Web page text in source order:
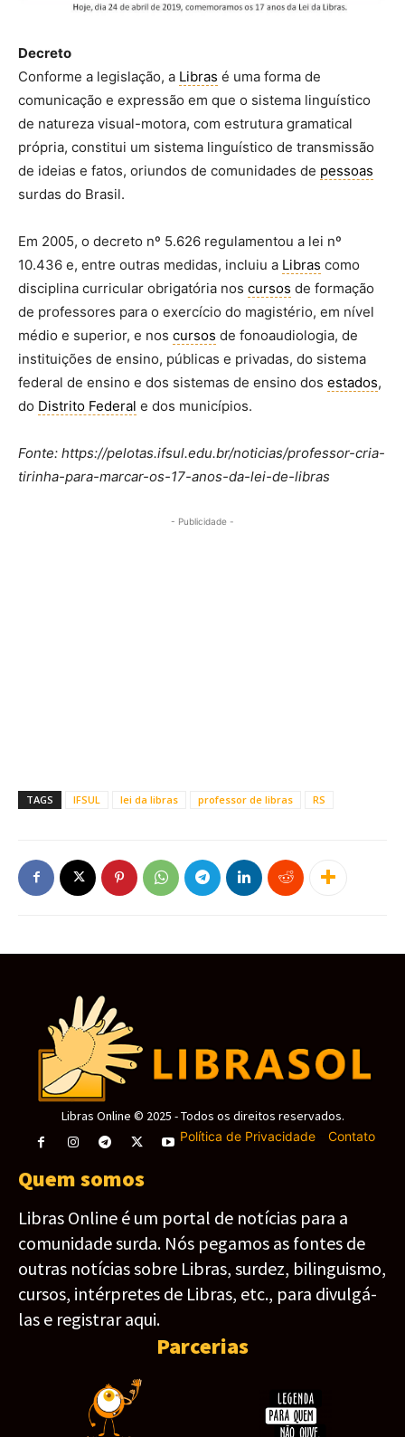
Decreto
Conforme a legislação, a Libras é uma forma de
comunicação e expressão em que o sistema linguístico
de natureza visual-motora, com estrutura gramatical
própria, constitui um sistema linguístico de transmissão
de ideias e fatos, oriundos de comunidades de pessoas
surdas do Brasil.
Em 2005, o decreto nº 5.626 regulamentou a lei nº
10.436 e, entre outras medidas, incluiu a Libras como
disciplina curricular obrigatória nos cursos de formação
de professores para o exercício do magistério, em nível
médio e superior, e nos cursos de fonoaudiologia, de
instituições de ensino, públicas e privadas, do sistema
federal de ensino e dos sistemas de ensino dos estados,
do Distrito Federal e dos municípios.
Fonte: https://pelotas.ifsul.edu.br/noticias/professor-cria-
tirinha-para-marcar-os-17-anos-da-lei-de-libras
- Publicidade -
TAGS IFSUL lei da libras professor de libras RS
Libras Online © 2025 - Todos os direitos reservados.
Política de Privacidade- Contato
Quem somos
Libras Online é um portal de notícias para a
comunidade surda. Nós pegamos as fontes de
outras notícias sobre Libras, surdez, bilinguismo,
cursos, intérpretes de Libras, etc., para divulgá-
las e registrar aqui.
Parcerias